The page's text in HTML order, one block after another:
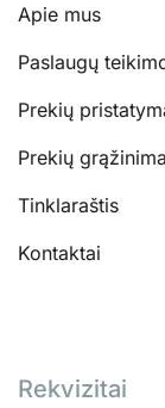
Apie mus
Paslaugų
Prekių
Prekių
Tinklaraštis
Kontaktai
Rekvizitai